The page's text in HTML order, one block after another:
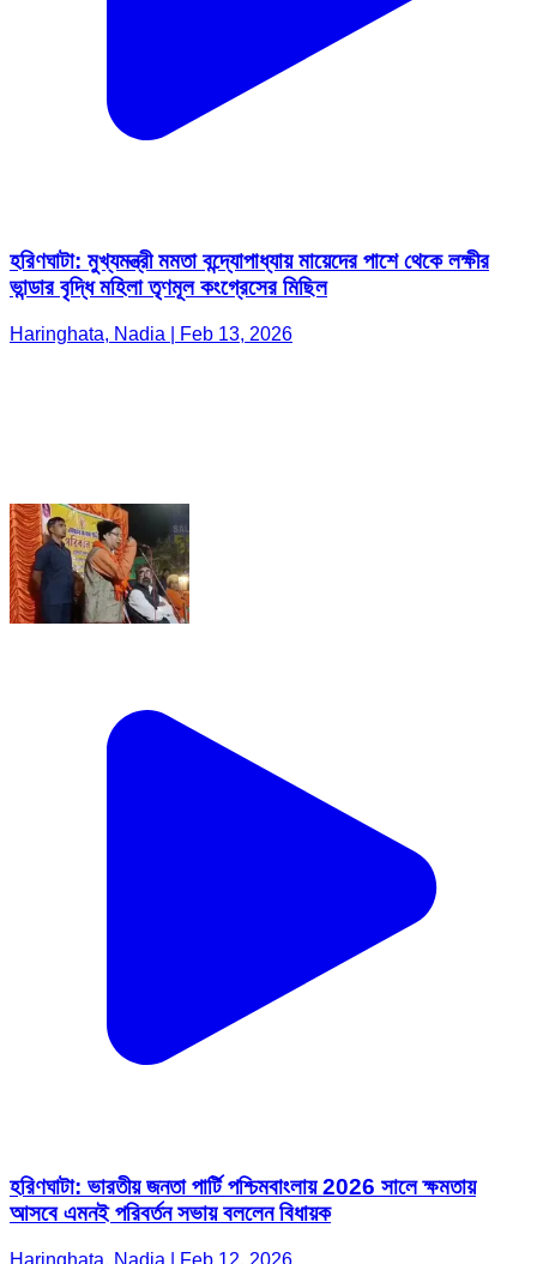
হরিণঘাটা: মুখ্যমন্ত্রী মমতা বন্দ্যোপাধ্যায় মায়েদের পাশে থেকে লক্ষীর
ভান্ডার বৃদ্ধি মহিলা তৃণমূল কংগ্রেসের মিছিল
Haringhata, Nadia | Feb 13, 2026
হরিণঘাটা: ভারতীয় জনতা পার্টি পশ্চিমবাংলায় 2026 সালে ক্ষমতায়